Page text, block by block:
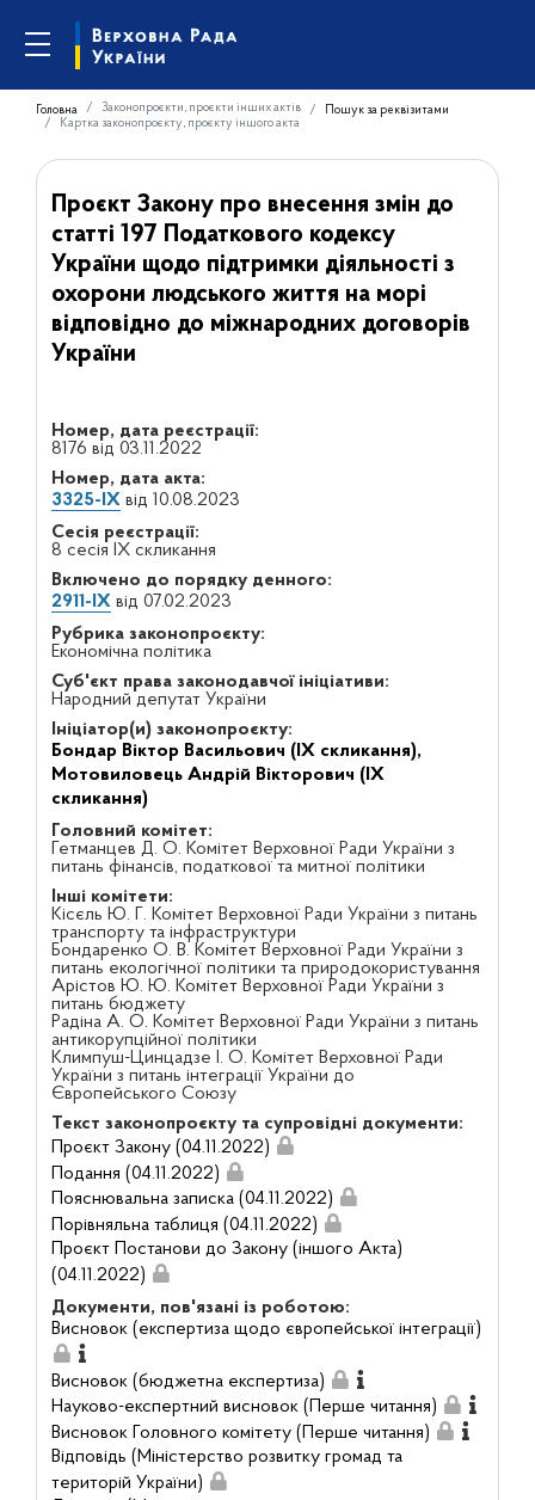
Головна Законопроєкти, проєкти інших актів
Пошук за реквізитами
Картка законопроєкту, проєкту іншого акта
Проєкт Закону про внесення змін до
статті 197 Податкового кодексу
України щодо підтримки діяльності з
охорони людського життя на морі
відповідно до міжнародних договорів
України
Номер, дата реєстрації:
8176 від 03.11.2022
Номер, дата акта:
3325-ІХвід 10.08.2023
Сесія реєстрації:
8 сесія IX скликання
Включено до порядку денного:
2911-IXвід 07.02.2023
Рубрика законопроєкту:
Економічна політика
Суб'єкт права законодавчої ініціативи:
Народний депутат України
Ініціатор(и) законопроєкту:
Бондар Віктор Васильович (IX скликання),
Мотовиловець Андрій Вікторович (IX
скликання)
Головний комітет:
Гетманцев Д. О. Комітет Верховної Ради України з
питань фінансів, податкової та митної політики
Інші комітети:
Кісєль Ю. Г. Комітет Верховної Ради України з питань
транспорту та інфраструктури
Бондаренко О. В. Комітет Верховної Ради України з
питань екологічної політики та природокористування
Арістов Ю. Ю. Комітет Верховної Ради України з
питань бюджету
Радіна А. О. Комітет Верховної Ради України з питань
антикорупційної політики
Климпуш-Цинцадзе І. О. Комітет Верховної Ради
України з питань інтеграції України до
Європейського Союзу
Текст законопроєкту та супровідні документи:
Проєкт Закону (04.11.2022)
Подання (04.11.2022)
Пояснювальна записка (04.11.2022)
Порівняльна таблиця (04.11.2022)
Проєкт Постанови до Закону (іншого Акта)
(04.11.2022)
Документи, пов'язані із роботою:
Висновок (експертиза щодо європейської інтеграції)
Висновок (бюджетна експертиза)
Науково-експертний висновок (Перше читання)
Висновок Головного комітету (Перше читання)
Відповідь (Міністерство розвитку громад та
територій України)